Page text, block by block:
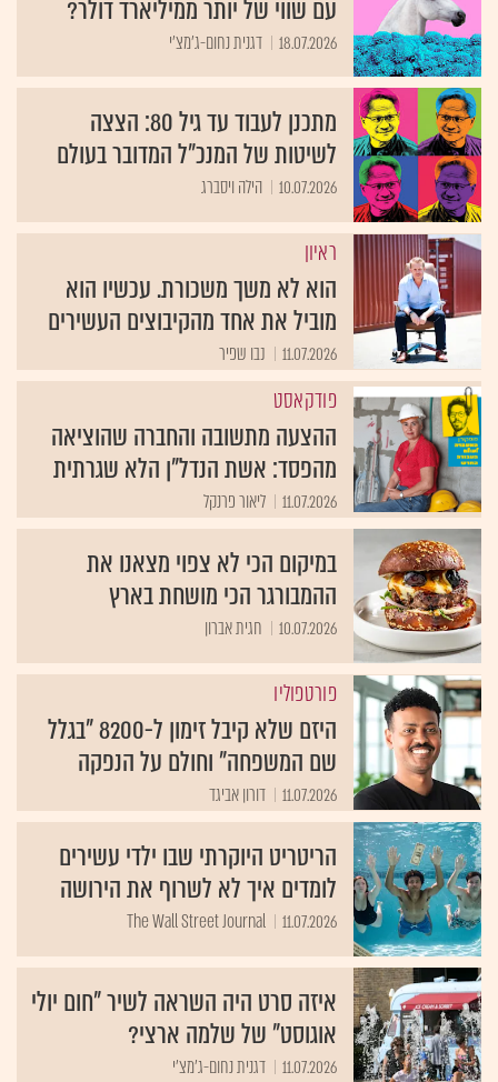
עם שווי של יותר ממיליארד דולר?
18.07.2026 דגנית נחום-ג'מצ'י
מתכנן לעבוד עד גיל 80: הצצה
לשיטות של המנכ״ל המדובר בעולם
10.07.2026 הילה ויסברג
ראיון
הוא לא משך משכורת. עכשיו הוא
מוביל את אחד מהקיבוצים העשירים
11.07.2026 נבו שפיר
פודקאסט
ההצעה מתשובה והחברה שהוציאה
מהפסד: אשת הנדל"ן הלא שגרתית
11.07.2026 ליאור פרנקל
במיקום הכי לא צפוי מצאנו את
ההמבורגר הכי מושחת בארץ
10.07.2026 חגית אברון
פורטפוליו
היזם שלא קיבל זימון ל-8200 "בגלל
שם המשפחה" וחולם על הנפקה
11.07.2026 דורון אביגד
הריטריט היוקרתי שבו ילדי עשירים
לומדים איך לא לשרוף את הירושה
11.07.2026
The Wall Street Journal
איזה סרט היה השראה לשיר "חום יולי
אוגוסט" של שלמה ארצי?
11.07.2026 דגנית נחום-ג'מצ'י